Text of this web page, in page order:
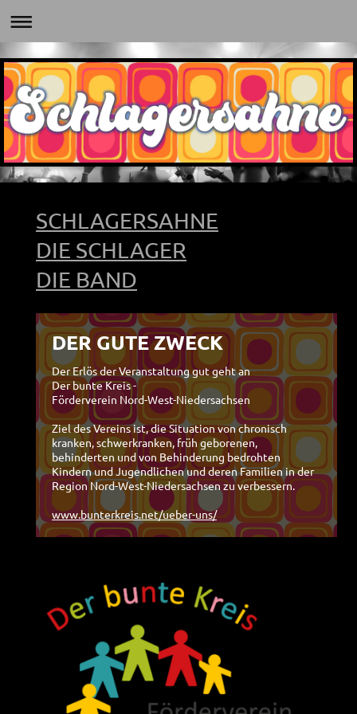
SCHLAGERSAHNE
DIE SCHLAGER
DIE BAND
DER GUTE ZWECK
Der Erlös der Veranstaltung gut geht an
Der bunte Kreis -
Förderverein Nord-West-Niedersachsen
Ziel des Vereins ist, die Situation von chronisch
kranken, schwerkranken, früh geborenen,
behinderten und von Behinderung bedrohten
Kindern und Jugendlichen und deren Familien in der
Region Nord-West-Niedersachsen zu verbessern.
www.bunterkreis.net/ueber-uns/